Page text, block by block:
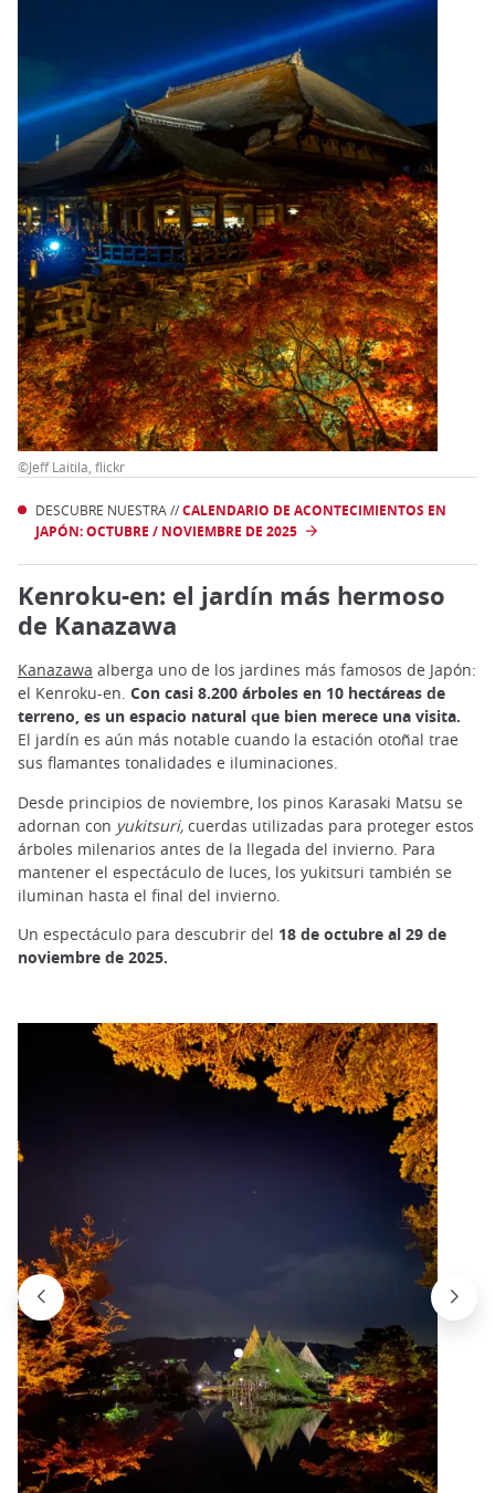
©Jeff Laitila, flickr
DESCUBRE NUESTRA //CALENDARIO DE ACONTECIMIENTOS EN
JAPÓN: OCTUBRE / NOVIEMBRE DE 2025
Kenroku-en: el jardín más hermoso
de Kanazawa
Kanazawa alberga uno de los jardines más famosos de Japón:
el Kenroku-en. Con casi 8.200 árboles en 10 hectáreas de
terreno, es un espacio natural que bien merece una visita.
El jardín es aún más notable cuando la estación otoñal trae
sus flamantes tonalidades e iluminaciones.
Desde principios de noviembre, los pinos Karasaki Matsu se
adornan con yukitsuri, cuerdas utilizadas para proteger estos
árboles milenarios antes de la llegada del invierno. Para
mantener el espectáculo de luces, los yukitsuri también se
iluminan hasta el final del invierno.
Un espectáculo para descubrir del 18 de octubre al 29 de
noviembre de 2025.